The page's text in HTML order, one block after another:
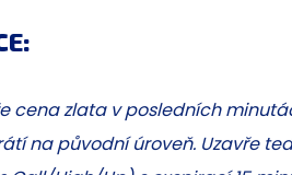
cena zlata v posledních
na původní úroveň. Uzavře